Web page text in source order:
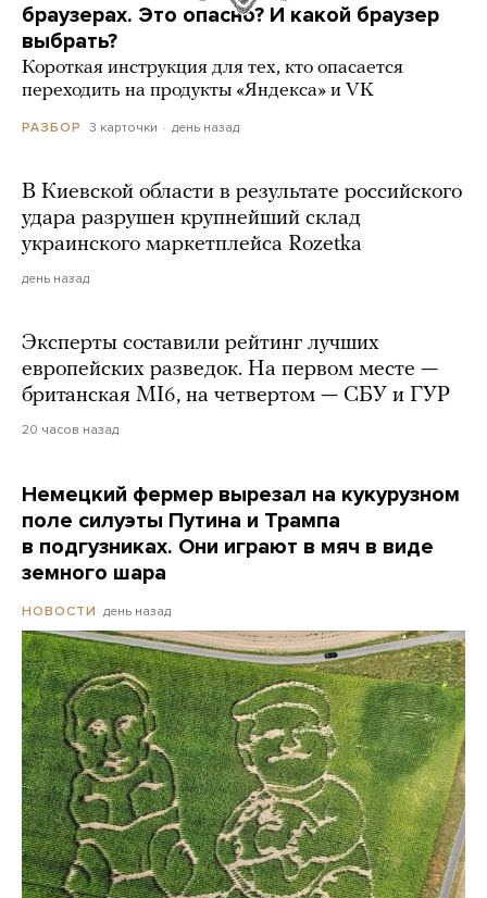
браузерах. Это опасно? И какой браузер
выбрать?
Короткая инструкция для тех, кто опасается
переходить на продукты «Яндекса» и VK
РАЗБОР 3 карточки день назад
В Киевской области в результате российского
удара разрушен крупнейший склад
украинского маркетплейса Rozetka
день назад
Эксперты составили рейтинг лучших
европейских разведок. На первом месте —
британская MI6, на четвертом — СБУ и ГУР
20 часов назад
Немецкий фермер вырезал на кукурузном
поле силуэты Путина и Трампа
в подгузниках. Они играют в мяч в виде
земного шара
НОВОСТИ день назад